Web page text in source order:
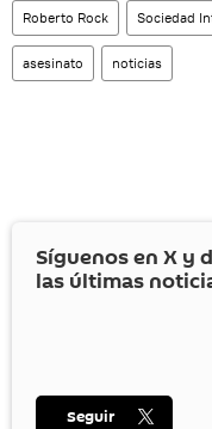
Roberto Rock Sociedad
asesinato noticias
Síguenos en X y
las últimas
Seguir